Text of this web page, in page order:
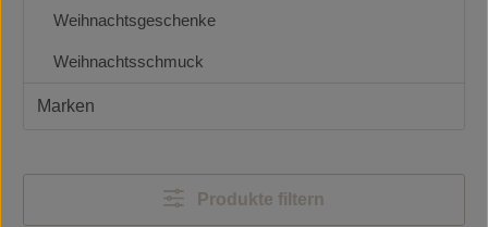
Weihnachtsgeschenke
Weihnachtsschmuck
Marken
Produkte filtern